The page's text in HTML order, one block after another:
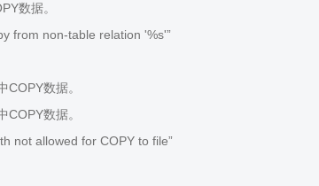
数据。
from non-table relation '%s'”
数据。
数据。
not allowed for COPY to file”